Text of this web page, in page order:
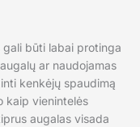
būti labai protinga
ar naudojamas
kenkėjų spaudimą
kaip vienintelės
augalas visada